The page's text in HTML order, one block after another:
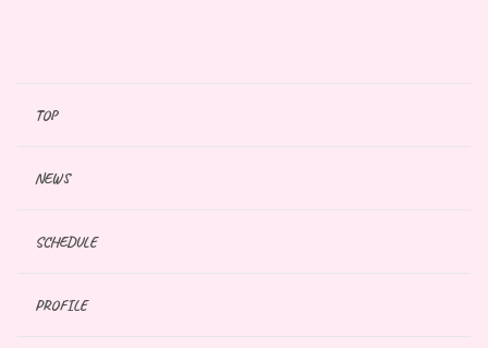
TOP
NEWS
SCHEDULE
PROFILE